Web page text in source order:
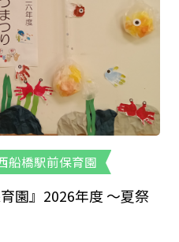
船橋駅前保育園
園』2026年度 ～夏祭